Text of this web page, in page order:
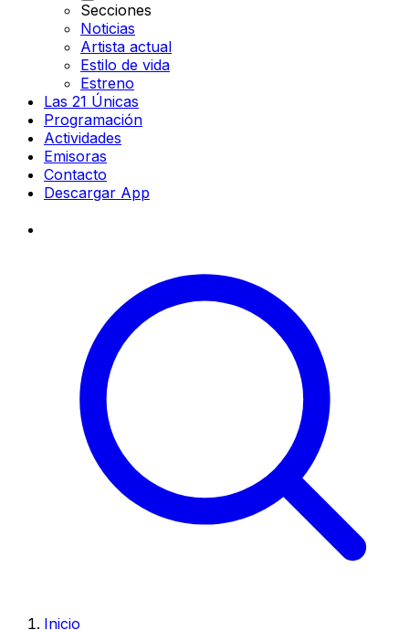
Secciones
Noticias
Artista actual
Estilo de vida
Estreno
Las 21 Únicas
Programación
Actividades
Emisoras
Contacto
Descargar App
Inicio